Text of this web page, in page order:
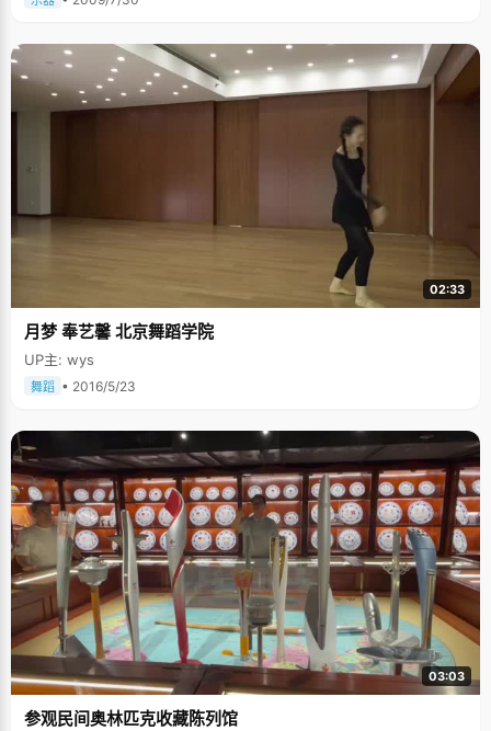
02:33
月梦 奉艺馨 北京舞蹈学院
UP主: wys
舞蹈 • 2016/5/23
03:03
参观民间奥林匹克收藏陈列馆